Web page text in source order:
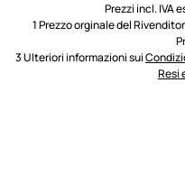
Prezzi incl. IVA
1 Prezzo orginale del
3 Ulteriori informazioni sui
Resi